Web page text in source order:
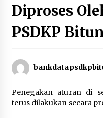
Aksi Damai
Bersatu
di
3
Ekspose Pengenaan Sanksi
Perikanan terhadap Kapal
Bahari 36 yang Diproses
3 months ago
Jam
Diproses
PSDKP
Penegakan aturan di
terus dilakukan secara